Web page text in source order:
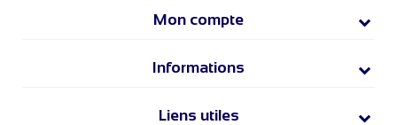
Mon compte
Informations
Liens utiles